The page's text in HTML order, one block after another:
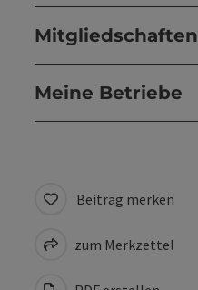
Mitgliedschaften
Meine Betriebe
Beitrag merken
zum Merkzettel